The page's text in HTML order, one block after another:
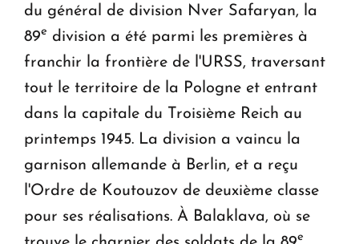
du général de division Nver Safaryan, la
89e division a été parmi les premières à
franchir la frontière de l'URSS, traversant
tout le territoire de la Pologne et entrant
dans la capitale du Troisième Reich au
printemps 1945. La division a vaincu la
garnison allemande à Berlin, et a reçu
l'Ordre de Koutouzov de deuxième classe
pour ses réalisations. À Balaklava, où se
e